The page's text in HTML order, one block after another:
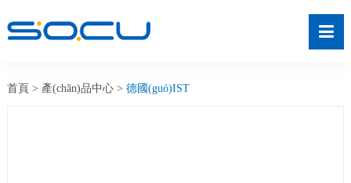
首頁 > 產(chǎn)品中心> 德國(guó)IST